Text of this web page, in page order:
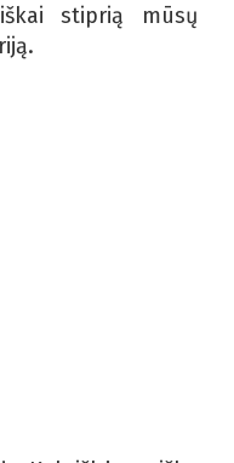
stiprią mūsų